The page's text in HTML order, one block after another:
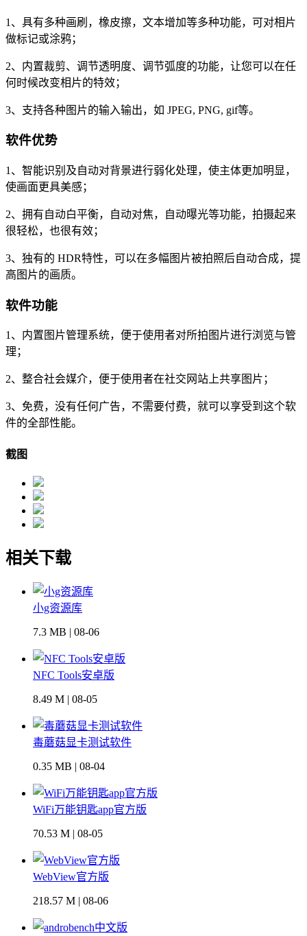
1、具有多种画刷，橡皮擦，文本增加等多种功能，可对相片
做标记或涂鸦；
2、内置裁剪、调节透明度、调节弧度的功能，让您可以在任
何时候改变相片的特效；
3、支持各种图片的输入输出，如 JPEG, PNG, gif等。
软件优势
1、智能识别及自动对背景进行弱化处理，使主体更加明显，
使画面更具美感；
2、拥有自动白平衡，自动对焦，自动曝光等功能，拍摄起来
很轻松，也很有效；
3、独有的 HDR特性，可以在多幅图片被拍照后自动合成，提
高图片的画质。
软件功能
1、内置图片管理系统，便于使用者对所拍图片进行浏览与管
理；
2、整合社会媒介，便于使用者在社交网站上共享图片；
3、免费，没有任何广告，不需要付费，就可以享受到这个软
件的全部性能。
截图
相关下载
小g资源库
7.3 MB | 08-06
NFC Tools安卓版
8.49 M | 08-05
毒蘑菇显卡测试软件
0.35 MB | 08-04
WiFi万能钥匙app官方版
70.53 M | 08-05
WebView官方版
218.57 M | 08-06